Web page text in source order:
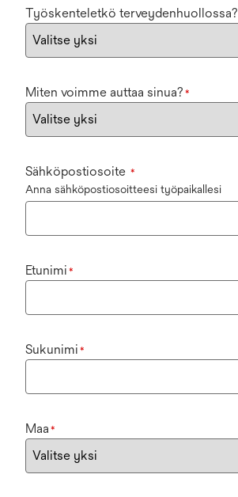
Työskenteletkö terveydenhuollossa?
Miten voimme auttaa sinua? *
Sähköpostiosoite *
Anna sähköpostiosoitteesi työpaikallesi
Etunimi *
Sukunimi *
Maa *